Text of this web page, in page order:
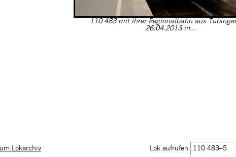
110 483 mit ihrer Regionalbahn aus
26.04.2013 in...
Lokarchiv Lok aufrufen